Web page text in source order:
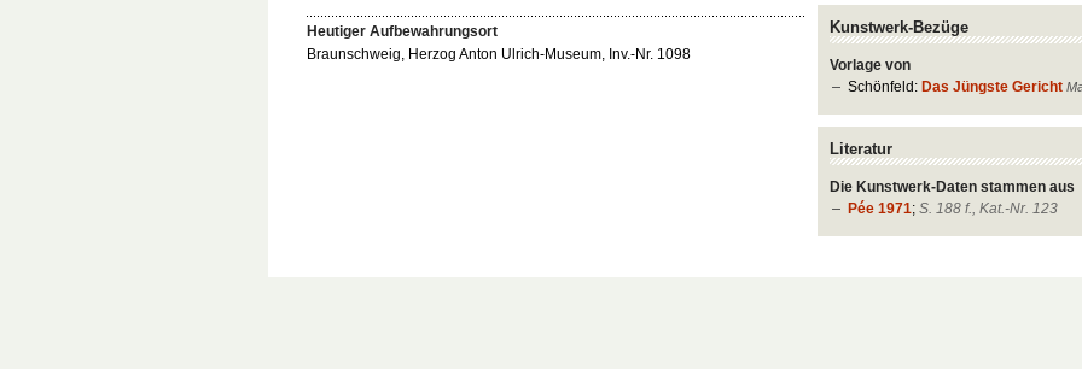
Kunstwerk-Bezüge
Vorlage von
Schönfeld:Das Jüngste Gericht
Literatur
Die Kunstwerk-Daten stammen aus
Pée 1971;S. 188 f., Kat.-Nr. 123
Heutiger Aufbewahrungsort
Braunschweig, Herzog Anton Ulrich-Museum, Inv.-Nr. 1098